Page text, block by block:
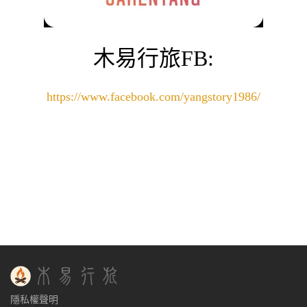
木易行旅FB:
https://www.facebook.com/yangstory1986/
隱私權聲明